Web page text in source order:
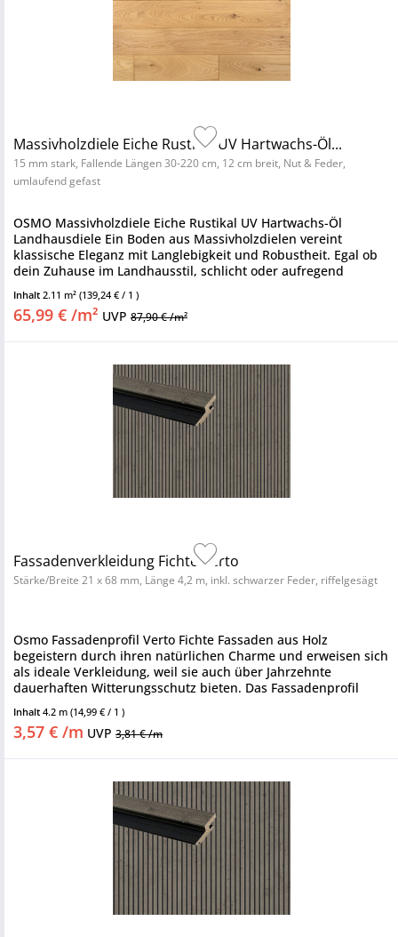
Massivholzdiele Eiche Rustikal UV Hartwachs-Öl...
15 mm stark, Fallende Längen 30-220 cm, 12 cm breit, Nut & Feder,
umlaufend gefast
OSMO Massivholzdiele Eiche Rustikal UV Hartwachs-Öl
Landhausdiele Ein Boden aus Massivholzdielen vereint
klassische Eleganz mit Langlebigkeit und Robustheit. Egal ob
dein Zuhause im Landhausstil, schlicht oder aufregend
Inhalt 2.11 m² (139,24 € / 1 )
65,99 € /m² UVP 87,90 € /m²
Fassadenverkleidung Fichte Verto
Stärke/Breite 21 x 68 mm, Länge 4,2 m, inkl. schwarzer Feder, riffelgesägt
Osmo Fassadenprofil Verto Fichte Fassaden aus Holz
begeistern durch ihren natürlichen Charme und erweisen sich
als ideale Verkleidung, weil sie auch über Jahrzehnte
dauerhaften Witterungsschutz bieten. Das Fassadenprofil
Inhalt 4.2 m (14,99 € / 1 )
3,57 € /m UVP 3,81 € /m